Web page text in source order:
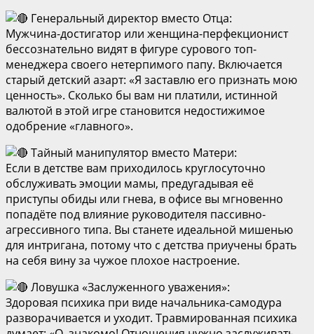
Генеральный директор вместо Отца:
Мужчина-достигатор или женщина-перфекционист
бессознательно видят в фигуре сурового топ-
менеджера своего нетерпимого папу. Включается
старый детский азарт: «Я заставлю его признать мою
ценность». Сколько бы вам ни платили, истинной
валютой в этой игре становится недостижимое
одобрение «главного».
Тайный манипулятор вместо Матери:
Если в детстве вам приходилось круглосуточно
обслуживать эмоции мамы, предугадывая её
приступы обиды или гнева, в офисе вы мгновенно
попадёте под влияние руководителя пассивно-
агрессивного типа. Вы станете идеальной мишенью
для интригана, потому что с детства приучены брать
на себя вину за чужое плохое настроение.
Ловушка «Заслуженного уважения»:
Здоровая психика при виде начальника-самодура
разворачивается и уходит. Травмированная психика